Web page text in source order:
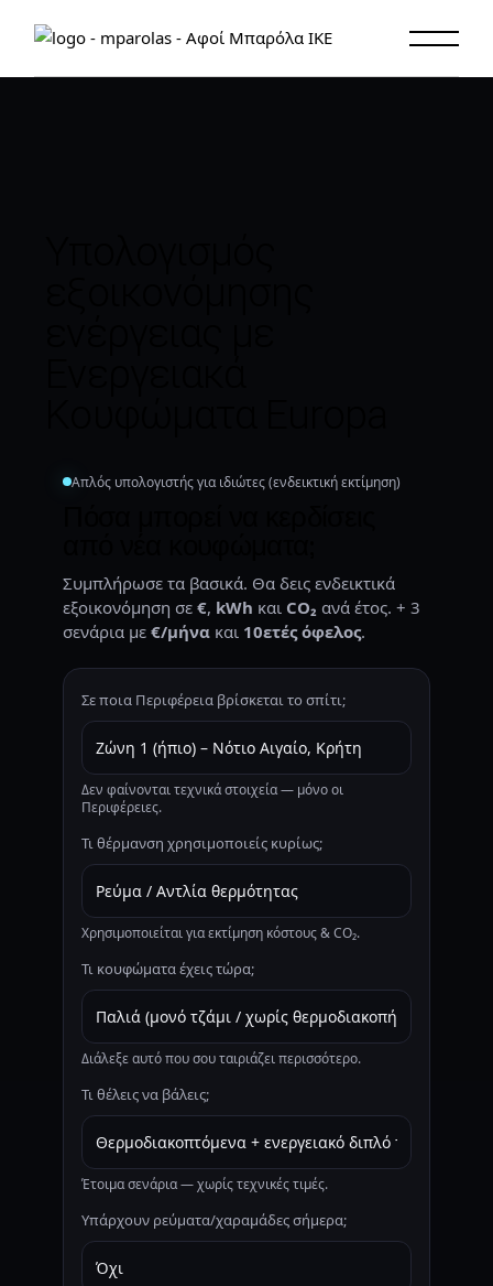
Απλός υπολογιστής για ιδιώτες (ενδεικτική εκτίμηση)
Συμπλήρωσε τα βασικά. Θα δεις ενδεικτικά
εξοικονόμηση σε€, kWh και CO₂ ανά έτος. + 3
σενάρια με€/μήνα και 10ετές όφελος.
Σε ποια Περιφέρεια βρίσκεται το σπίτι;
Δεν φαίνονται τεχνικά στοιχεία — μόνο οι
Περιφέρειες.
Τι θέρμανση χρησιμοποιείς κυρίως;
Χρησιμοποιείται για εκτίμηση κόστους & CO₂.
Τι κουφώματα έχεις τώρα;
Διάλεξε αυτό που σου ταιριάζει περισσότερο.
Τι θέλεις να βάλεις;
Έτοιμα σενάρια — χωρίς τεχνικές τιμές.
Υπάρχουν ρεύματα/χαραμάδες σήμερα;